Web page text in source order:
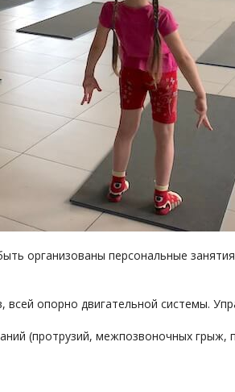
организованы персональные
опорно двигательной системы.
(протрузий, межпозвоночных